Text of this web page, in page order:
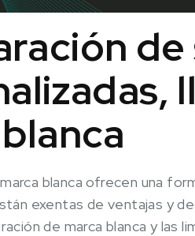
blanca ofrecen una
exentas de ventajas y
de marca blanca y las